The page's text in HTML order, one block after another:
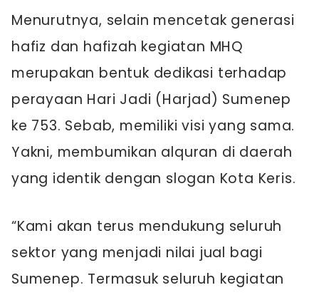
Menurutnya, selain mencetak generasi
hafiz dan hafizah kegiatan MHQ
merupakan bentuk dedikasi terhadap
perayaan Hari Jadi (Harjad) Sumenep
ke 753. Sebab, memiliki visi yang sama.
Yakni, membumikan alquran di daerah
yang identik dengan slogan Kota Keris.
“Kami akan terus mendukung seluruh
sektor yang menjadi nilai jual bagi
Sumenep. Termasuk seluruh kegiatan